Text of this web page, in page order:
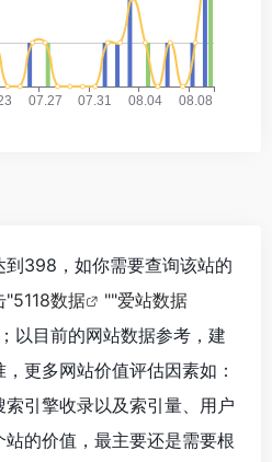
398，如你需要查询该站的
"5118数据 ""爱站数据
以目前的网站数据参考，建
更多网站价值评估因素如：
引擎收录以及索引量、用户
的价值，最主要还是需要根